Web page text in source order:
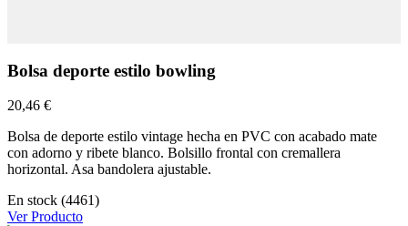
Bolsa deporte estilo bowling
20,46 €
Bolsa de deporte estilo vintage hecha en PVC con acabado mate
con adorno y ribete blanco. Bolsillo frontal con cremallera
horizontal. Asa bandolera ajustable.
En stock (4461)
Ver Producto